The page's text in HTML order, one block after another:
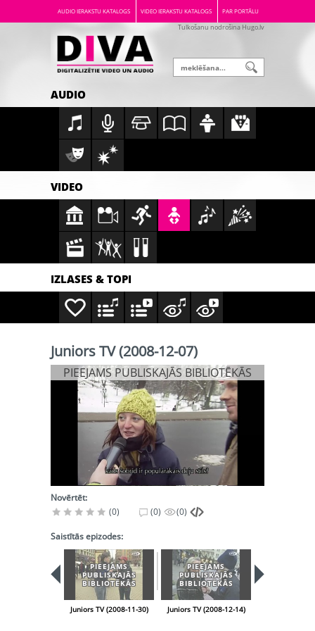
AUDIO IERAKSTU KATALOGS VIDEO IERAKSTU KATALOGS PAR PORTĀLU
Tulkošanu nodrošina Hugo.lv
AUDIO
VIDEO
IZLASES & TOPI
Juniors TV (2008-12-07)
PIEEJAMS PUBLISKAJĀS BIBLIOTĒKĀS
Novērtēt:
(0)
(0) (0)
Saistītās epizodes:
PIEEJAMS
PUBLISKAJĀS
BIBLIOTĒKĀS
Juniors TV (2008-11-30)
PIEEJAMS
PUBLISKAJĀS
BIBLIOTĒKĀS
Juniors TV (2008-12-14)